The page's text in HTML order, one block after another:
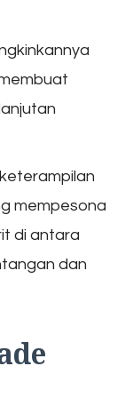
mempesona
di antara
dan